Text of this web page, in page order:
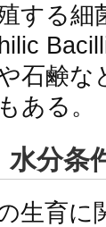
する細
石鹸な
ある。
分条
生育に